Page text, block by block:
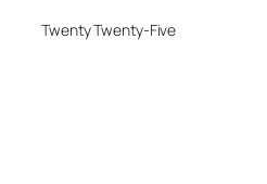
Twenty Twenty-Five